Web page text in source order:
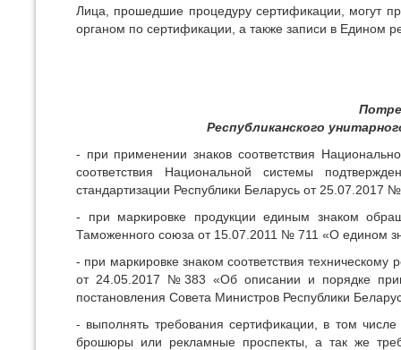
Лица, прошедшие процедуру сертификации, могут
органом по сертификации, а также записи в Едином
Республиканского
- при применении знаков соответствия
соответствия Национальной системы
стандартизации Республики Беларусь от 25.07.2017
- при маркировке продукции единым знаком
Таможенного союза от 15.07.2011 № 711 «О едином
- при маркировке знаком соответствия
от 24.05.2017 №383 «Об описании и порядке
постановления Совета Министров Республики
- выполнять требования сертификации, в том числе
брошюры или рекламные проспекты, а так же